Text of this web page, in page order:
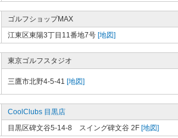
ゴルフショップMAX
江東区東陽3丁目11番地7号 [地図]
東京ゴルフスタジオ
三鷹市北野4-5-41 [地図]
CoolClubs 目黒店
目黒区碑文谷5-14-8 スイング碑文谷 2F [地図]